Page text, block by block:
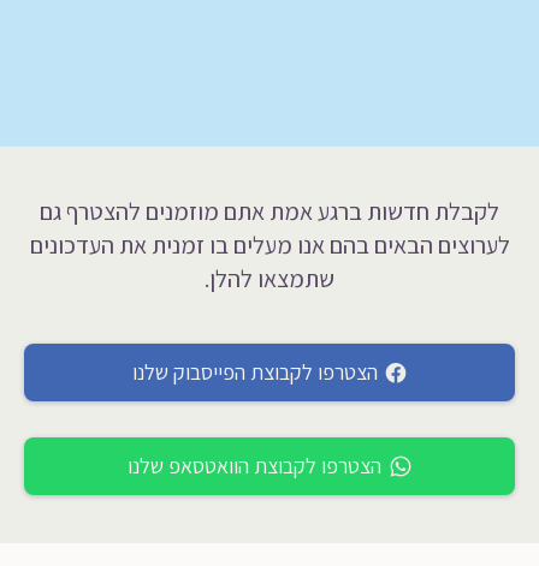
לקבלת חדשות ברגע אמת אתם מוזמנים להצטרף גם
לערוצים הבאים בהם אנו מעלים בו זמנית את העדכונים
שתמצאו להלן.
הצטרפו לקבוצת הפייסבוק שלנו
הצטרפו לקבוצת הוואטסאפ שלנו